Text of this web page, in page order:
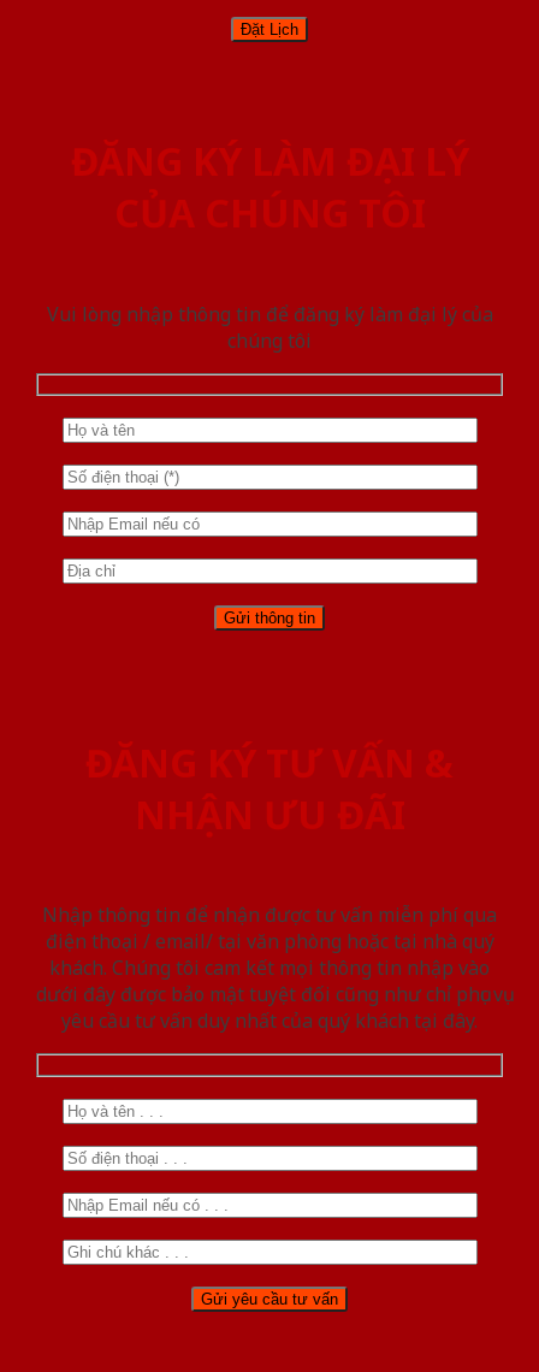
ĐĂNG KÝ LÀM ĐẠI LÝ
CỦA CHÚNG TÔI
Vui lòng nhập thông tin để đăng ký làm đại lý của
chúng tôi
ĐĂNG KÝ TƯ VẤN &
NHẬN ƯU ĐÃI
Nhập thông tin để nhận được tư vấn miễn phí qua
điện thoại / email/ tại văn phòng hoặc tại nhà quý
khách. Chúng tôi cam kết mọi thông tin nhập vào
dưới đây được bảo mật tuyệt đối cũng như chỉ phục vụ
yêu cầu tư vấn duy nhất của quý khách tại đây.